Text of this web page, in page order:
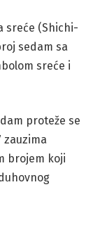
sreće (Shichi-
sedam sa
sreće i
proteže se
zauzima
brojem koji